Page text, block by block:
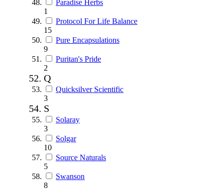
Paradise Herbs
1
Protocol For Life Balance
15
Pure Encapsulations
9
Puritan's Pride
2
Q
Quicksilver Scientific
3
S
Solaray
3
Solgar
10
Source Naturals
5
Swanson
8